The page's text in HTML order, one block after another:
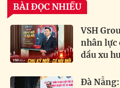
BÀI ĐỌC NHIỀU
VSH
nhân lực
dầu xu
Đà